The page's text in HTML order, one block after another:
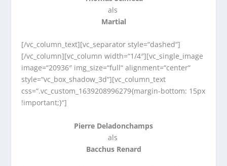
als
Martial
[/vc_column_text][vc_separator style=“dashed“]
[/vc_column][vc_column width=“1/4″][vc_single_image
image=“20936″ img_size=“full“ alignment=“center“
style=“vc_box_shadow_3d“][vc_column_text
css=“.vc_custom_1639208996279{margin-bottom: 15px
!important;}“]
Pierre Deladonchamps
als
Bacchus Renard